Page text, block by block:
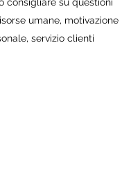
umane, motivazione
servizio clienti